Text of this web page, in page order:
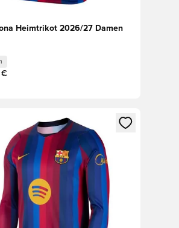
Heimtrikot 2026/27 Damen
€
als Mitglied
neues Fenster zum Anmelden oder